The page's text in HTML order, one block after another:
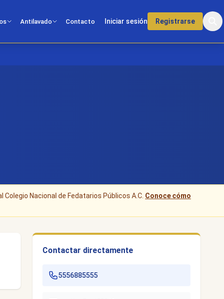
Antilavado Contacto Iniciar sesión Registrarse
Nacional de Fedatarios Públicos A.C. Conoce cómo
Contactar directamente
5556885555